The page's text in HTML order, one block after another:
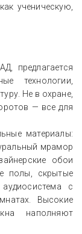
ученическую,
предлагается
технологии,
Не в охране,
— все для
материалы:
мрамор
обои
полы, скрытые
с
Высокие
наполняют